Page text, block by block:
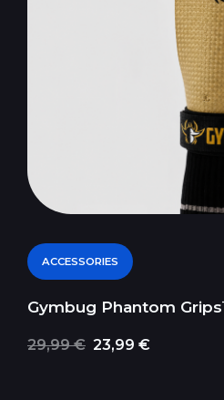
ACCESSORIES
Gymbug Phantom
29,99 € 23,99 €